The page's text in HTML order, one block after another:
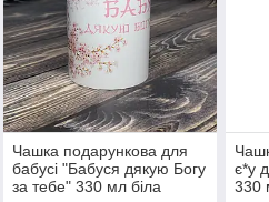
Чашка подарункова для
бабусі "Бабуся дякую Богу
за тебе" 330 мл біла
є*у
330